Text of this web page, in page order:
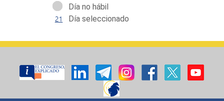
Día no hábil
Día seleccionado